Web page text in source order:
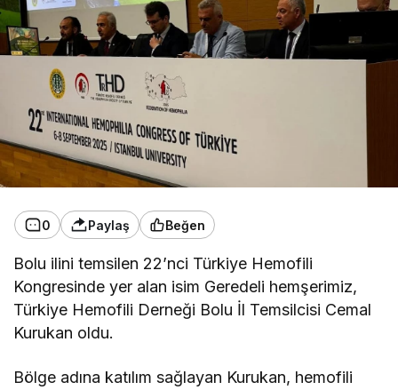
0 Paylaş Beğen
Bolu ilini temsilen 22’nci Türkiye Hemofili
Kongresinde yer alan isim Geredeli hemşerimiz,
Türkiye Hemofili Derneği Bolu İl Temsilcisi Cemal
Kurukan oldu.
Bölge adına katılım sağlayan Kurukan, hemofili